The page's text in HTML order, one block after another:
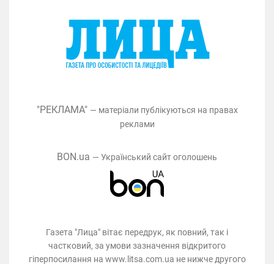
"РЕКЛАМА" — матеріали публікуються на правах
реклами
BON.ua — Український сайт оголошень
Газета "Лица" вітає передрук, як повний, так і
частковий, за умови зазначення відкритого
гіперпосилання на www.litsa.com.ua не нижче другого